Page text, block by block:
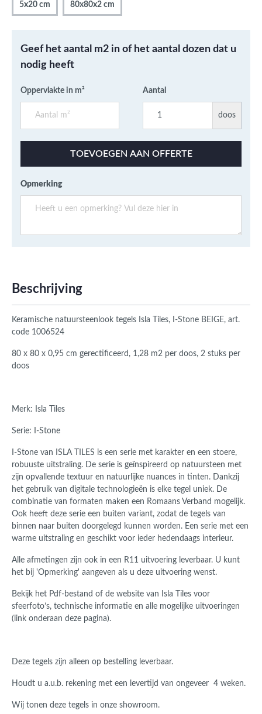
5x20 cm 80x80x2 cm
Geef het aantal m2 in of het aantal dozen dat u
nodig heeft
Oppervlakte in m² Aantal
doos
TOEVOEGEN AAN OFFERTE
Opmerking
Beschrijving
Keramische natuursteenlook tegels Isla Tiles, I-Stone BEIGE, art.
code 1006524
80 x 80 x 0,95 cm gerectificeerd, 1,28 m2 per doos, 2 stuks per
doos
Merk: Isla Tiles
Serie: I-Stone
I-Stone van ISLA TILES is een serie met karakter en een stoere,
robuuste uitstraling. De serie is geïnspireerd op natuursteen met
zijn opvallende textuur en natuurlijke nuances in tinten. Dankzij
het gebruik van digitale technologieën is elke tegel uniek. De
combinatie van formaten maken een Romaans Verband mogelijk.
Ook heeft deze serie een buiten variant, zodat de tegels van
binnen naar buiten doorgelegd kunnen worden. Een serie met een
warme uitstraling en geschikt voor ieder hedendaags interieur.
Alle afmetingen zijn ook in een R11 uitvoering leverbaar. U kunt
het bij 'Opmerking' aangeven als u deze uitvoering wenst.
Bekijk het Pdf-bestand of de website van Isla Tiles voor
sfeerfoto’s, technische informatie en alle mogelijke uitvoeringen
(link onderaan deze pagina).
Deze tegels zijn alleen op bestelling leverbaar.
Houdt u a.u.b. rekening met een levertijd van ongeveer 4 weken.
Wij tonen deze tegels in onze showroom.